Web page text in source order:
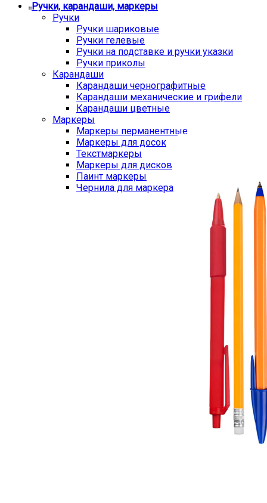
Ручки, карандаши, маркеры
Ручки
Ручки шариковые
Ручки гелевые
Ручки на подставке и ручки указки
Ручки приколы
Карандаши
Карандаши чернографитные
Карандаши механические и грифели
Карандаши цветные
Маркеры
Маркеры перманентные
Маркеры для досок
Текстмаркеры
Маркеры для дисков
Паинт маркеры
Чернила для маркера